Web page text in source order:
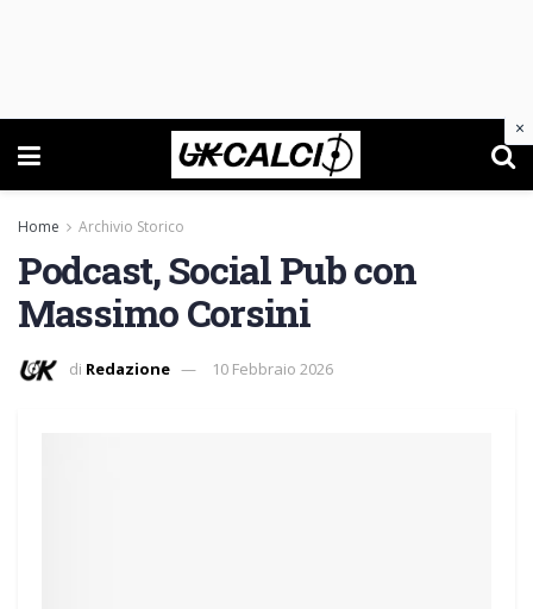
Home Archivio Storico
Podcast, Social Pub con
Massimo Corsini
di Redazione 10 Febbraio 2026
×